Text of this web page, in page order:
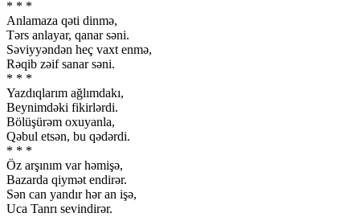
* * *
Anlamaza qəti dinmə,
Tərs anlayar, qanar səni.
Səviyyəndən heç vaxt enmə,
Rəqib zəif sanar səni.
* * *
Yazdıqlarım ağlımdakı,
Beynimdəki fikirlərdi.
Bölüşürəm oxuyanla,
Qəbul etsən, bu qədərdi.
* * *
Öz arşınım var həmişə,
Bazarda qiymət endirər.
Sən can yandır hər an işə,
Uca Tanrı sevindirər.